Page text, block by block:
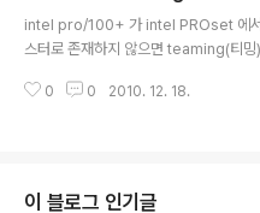
[|beɪsɪk] 발음을 들어봐도 발음기호를
식이군 -_-
intel pro/100+ 가 intel PROset 에
스터로 존재하지 않으면 teaming(티밍
ave 'ifenslave' 프로그램은 현재 설치
r-xr-x 5 minimonk minimonk 0
0 0 2010. 12. 18.
이 블로그 인기글